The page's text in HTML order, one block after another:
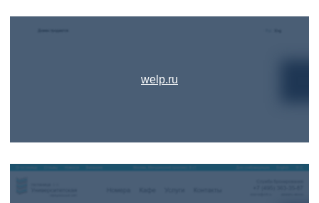
welp.ru